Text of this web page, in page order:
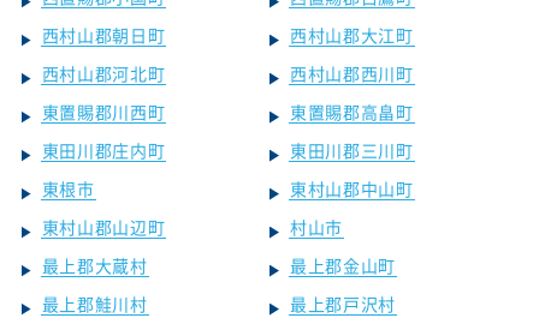
西村山郡朝日町
西村山郡大江町
西村山郡河北町
西村山郡西川町
東置賜郡川西町
東置賜郡高畠町
東田川郡庄内町
東田川郡三川町
東根市
東村山郡中山町
東村山郡山辺町
村山市
最上郡大蔵村
最上郡金山町
最上郡鮭川村
最上郡戸沢村